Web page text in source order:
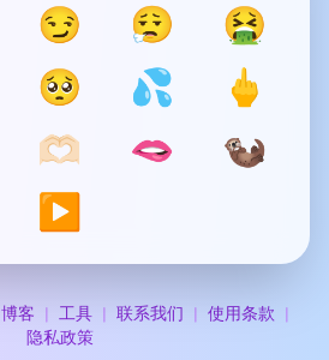
😏 😮‍💨
🤮
🥺 💦
🖕
🫶🏻 🫦
🦦
▶️
博客 工具 联系我们
使用条款
隐私政策